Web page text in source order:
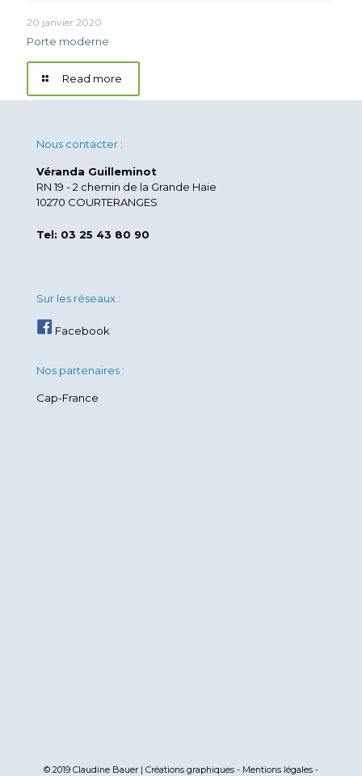
20 janvier 2020
Porte moderne
Read more
Nous contacter :
Véranda Guilleminot
RN 19 - 2 chemin de la Grande Haie
10270 COURTERANGES
Tel: 03 25 43 80 90
Sur les réseaux :
Facebook
Nos partenaires :
Cap-France
© 2019 Claudine Bauer | Créations graphiques - Mentions légales -